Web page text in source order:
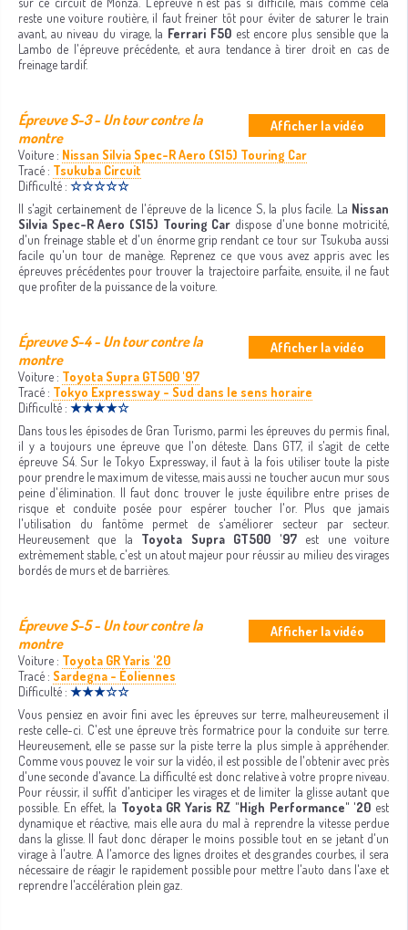
reste une voiture routière, il faut freiner tôt pour éviter de saturer le train
avant, au niveau du virage, la Ferrari F50est encore plus sensible que la
Lambo de l'épreuve précédente, et aura tendance à tirer droit en cas de
freinage tardif.
Afficher la vidéo
Épreuve S-3 - Un tour contre la
montre
Voiture : Nissan Silvia Spec-R Aero (S15) Touring Car
Tracé : Tsukuba Circuit
Difficulté : ☆☆☆☆☆
Il s'agit certainement de l'épreuve de la licence S, la plus facile. La Nissan
Silvia Spec-R Aero (S15) Touring Car dispose d'une bonne motricité,
d'un freinage stable et d'un énorme grip rendant ce tour sur Tsukuba aussi
facile qu'un tour de manège. Reprenez ce que vous avez appris avec les
épreuves précédentes pour trouver la trajectoire parfaite, ensuite, il ne faut
que profiter de la puissance de la voiture.
Afficher la vidéo
Épreuve S-4 - Un tour contre la
montre
Voiture : Toyota Supra GT500 '97
Tracé : Tokyo Expressway - Sud dans le sens horaire
Difficulté : ★★★★☆
Dans tous les épisodes de Gran Turismo, parmi les épreuves du permis final,
il y a toujours une épreuve que l'on déteste. Dans GT7, il s'agit de cette
épreuve S4. Sur le Tokyo Expressway, il faut à la fois utiliser toute la piste
pour prendre le maximum de vitesse, mais aussi ne toucher aucun mur sous
peine d'élimination. Il faut donc trouver le juste équilibre entre prises de
risque et conduite posée pour espérer toucher l'or. Plus que jamais
l'utilisation du fantôme permet de s'améliorer secteur par secteur.
Heureusement que la Toyota Supra GT500 '97est une voiture
extrèmement stable, c'est un atout majeur pour réussir au milieu des virages
bordés de murs et de barrières.
Afficher la vidéo
Épreuve S-5 - Un tour contre la
montre
Voiture : Toyota GR Yaris '20
Tracé : Sardegna - Éoliennes
Difficulté : ★★★☆☆
Vous pensiez en avoir fini avec les épreuves sur terre, malheureusement il
reste celle-ci. C'est une épreuve très formatrice pour la conduite sur terre.
Heureusement, elle se passe sur la piste terre la plus simple à appréhender.
Comme vous pouvez le voir sur la vidéo, il est possible de l'obtenir avec près
d'une seconde d'avance. La difficulté est donc relative à votre propre niveau.
Pour réussir, il suffit d'anticiper les virages et de limiter la glisse autant que
possible. En effet, la Toyota GR Yaris RZ "High Performance" '20 est
dynamique et réactive, mais elle aura du mal à reprendre la vitesse perdue
dans la glisse. Il faut donc déraper le moins possible tout en se jetant d'un
virage à l'autre. A l'amorce des lignes droites et des grandes courbes, il sera
nécessaire de réagir le rapidement possible pour mettre l'auto dans l'axe et
reprendre l'accélération plein gaz.